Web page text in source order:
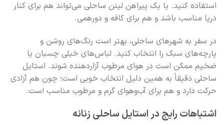
استفاده کنید. یا یک پیراهن لینن ساحلی می‌تواند هم برای کنار
دریا مناسب باشد و هم برای کافه و دورهمی.
در سفر به شهرهای ساحلی، بهتر است رنگ‌های روشن و
پارچه‌های سبک را انتخاب کنید. لباس‌های خیلی چسبان یا
ضخیم ممکن است در هوای مرطوب آزاردهنده شوند. استایل
ساحلی دقیقاً به همین دلیل انتخاب خوبی است؛ چون هم آزادی
حرکت دارد و هم برای آب‌وهوای گرم و مرطوب مناسب است.
اشتباهات رایج در استایل ساحلی زنانه